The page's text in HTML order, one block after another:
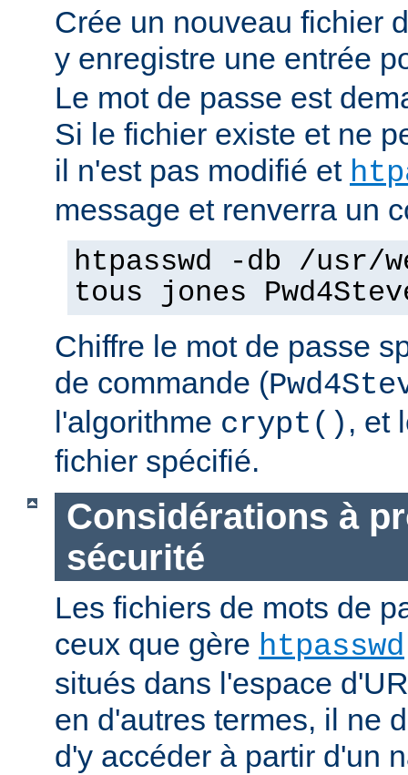
Crée un nouveau fichier
y enregistre une entrée
Le mot de passe est
Si le fichier existe et ne
il n'est pas modifié et
message et renverra un
htpasswd -db /usr/
tous jones
Chiffre le mot de passe
de commande (
l'algorithme crypt() , et
fichier spécifié.
Considérations à
sécurité
Les fichiers de mots de
ceux que gère htpasswd
situés dans l'espace
en d'autres termes, il ne
d'y accéder à partir d'un